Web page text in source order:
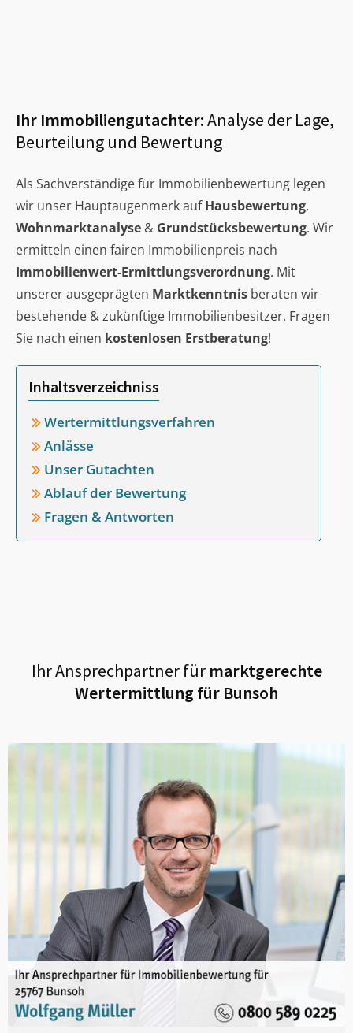
Ihr Immobiliengutachter:Analyse der Lage,
Beurteilung und Bewertung
Als Sachverständige für Immobilienbewertung legen
wir unser Hauptaugenmerk aufHausbewertung,
Wohnmarktanalyse & Grundstücksbewertung. Wir
ermitteln einen fairen Immobilienpreis nach
Immobilienwert-Ermittlungsverordnung. Mit
unserer ausgeprägten Marktkenntnis beraten wir
bestehende & zukünftige Immobilienbesitzer. Fragen
Sie nach einen kostenlosen Erstberatung!
Inhaltsverzeichniss
Wertermittlungsverfahren
Anlässe
Unser Gutachten
Ablauf der Bewertung
Fragen & Antworten
Ihr Ansprechpartner fürmarktgerechte
Wertermittlung für Bunsoh